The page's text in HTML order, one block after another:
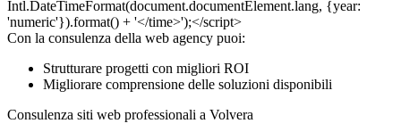
Con la consulenza della web agency puoi:
Strutturare progetti con migliori ROI
Migliorare comprensione delle soluzioni disponibili
Consulenza siti web professionali a Volvera